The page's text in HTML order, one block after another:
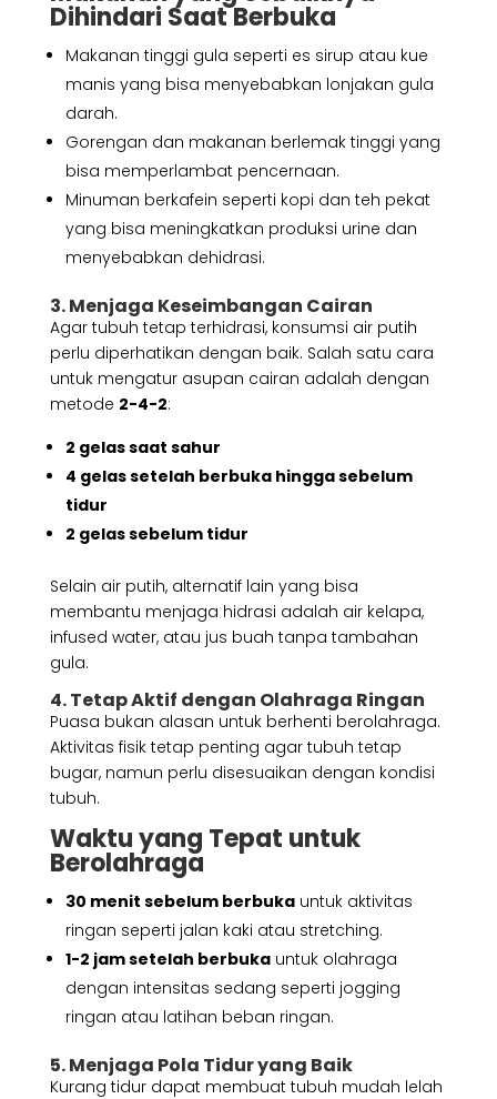
Dihindari Saat Berbuka
Makanan tinggi gula seperti es sirup atau kue
manis yang bisa menyebabkan lonjakan gula
darah.
Gorengan dan makanan berlemak tinggi yang
bisa memperlambat pencernaan.
Minuman berkafein seperti kopi dan teh pekat
yang bisa meningkatkan produksi urine dan
menyebabkan dehidrasi.
3. Menjaga Keseimbangan Cairan
Agar tubuh tetap terhidrasi, konsumsi air putih
perlu diperhatikan dengan baik. Salah satu cara
untuk mengatur asupan cairan adalah dengan
metode 2-4-2:
2 gelas saat sahur
4 gelas setelah berbuka hingga sebelum
tidur
2 gelas sebelum tidur
Selain air putih, alternatif lain yang bisa
membantu menjaga hidrasi adalah air kelapa,
infused water, atau jus buah tanpa tambahan
gula.
4. Tetap Aktif dengan Olahraga Ringan
Puasa bukan alasan untuk berhenti berolahraga.
Aktivitas fisik tetap penting agar tubuh tetap
bugar, namun perlu disesuaikan dengan kondisi
tubuh.
Waktu yang Tepat untuk
Berolahraga
30 menit sebelum berbukauntuk aktivitas
ringan seperti jalan kaki atau stretching.
1-2 jam setelah berbukauntuk olahraga
dengan intensitas sedang seperti jogging
ringan atau latihan beban ringan.
5. Menjaga Pola Tidur yang Baik
Kurang tidur dapat membuat tubuh mudah lelah